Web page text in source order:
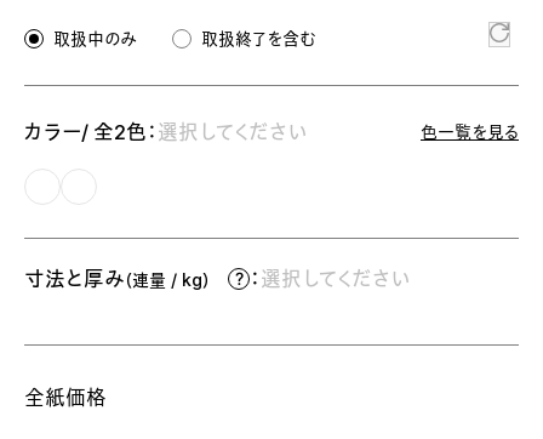
取扱中のみ 取扱終了を含む
カラー/ 全2色： 選択してください 色一覧を見る
寸法と厚み（連量 / kg） ： 選択してください
全紙価格